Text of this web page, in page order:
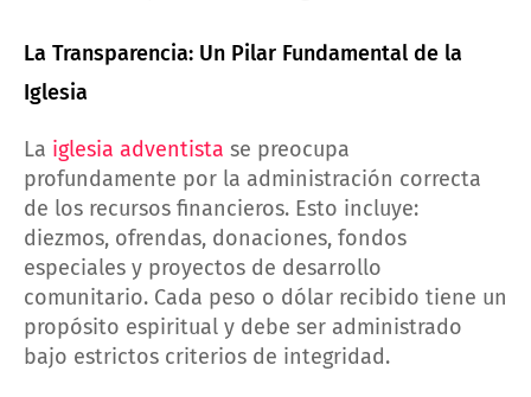
La Transparencia: Un Pilar Fundamental de la
Iglesia
La iglesia adventista se preocupa
profundamente por la administración correcta
de los recursos financieros. Esto incluye:
diezmos, ofrendas, donaciones, fondos
especiales y proyectos de desarrollo
comunitario. Cada peso o dólar recibido tiene un
propósito espiritual y debe ser administrado
bajo estrictos criterios de integridad.